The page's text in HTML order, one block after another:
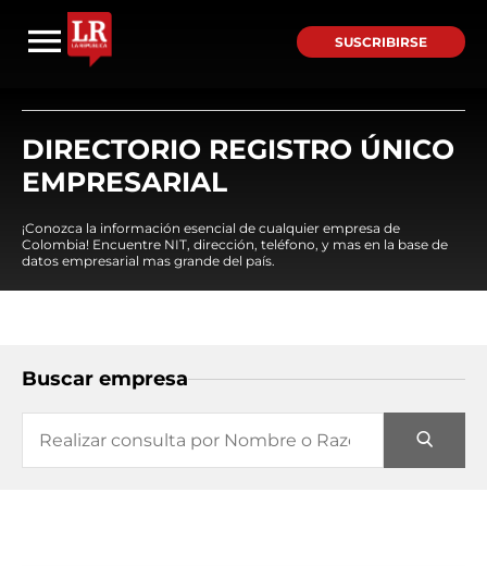
SUSCRIBIRSE
DIRECTORIO REGISTRO ÚNICO
EMPRESARIAL
¡Conozca la información esencial de cualquier empresa de
Colombia! Encuentre NIT, dirección, teléfono, y mas en la base de
datos empresarial mas grande del país.
Buscar empresa